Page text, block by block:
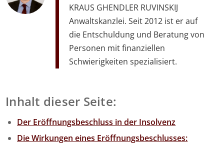
KRAUS GHENDLER RUVINSKIJ
Anwaltskanzlei. Seit 2012 ist er auf
die Entschuldung und Beratung von
Personen mit finanziellen
Schwierigkeiten spezialisiert.
Inhalt dieser Seite:
Der Eröffnungsbeschluss in der Insolvenz
Die Wirkungen eines Eröffnungsbeschlusses: